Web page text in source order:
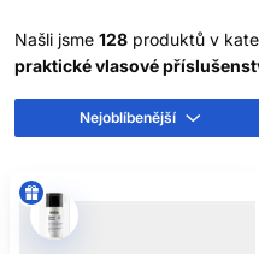
Klasické sponky nebo
menších sekcí, uhlazení
Vlnitá strana pinetky se
může zvýšit stabilitu, ale
jednom místě
Vlásenky ve tvaru
Našli jsme 128 produktů v
praktické vlasové
Nejoblíbenější